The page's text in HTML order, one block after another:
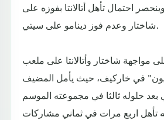
وينحصر احتمال تأهل أتالانتا بفوزه على
شاختار وعدم فوز دينامو على سيتي.
مواجهة شاختار وأتالانتا على ملعب
في خاركيف، حيث يأمل المضيف
بعد حلوله ثالثا في مجموعته الموسم